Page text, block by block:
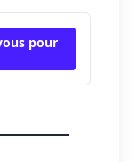
pour